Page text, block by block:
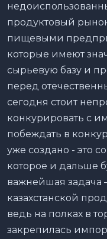
продуктовый
пищевыми
которые имеют
сырьевую базу и
перед
сегодня стоит
конкурировать с
побеждать в
уже создано - это
которое и дальше
важнейшая задача
казахстанской
ведь на полках в
закрепилась